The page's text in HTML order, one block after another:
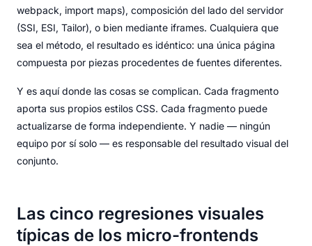
webpack, import maps), composición del lado del servidor
(SSI, ESI, Tailor), o bien mediante iframes. Cualquiera que
sea el método, el resultado es idéntico: una única página
compuesta por piezas procedentes de fuentes diferentes.
Y es aquí donde las cosas se complican. Cada fragmento
aporta sus propios estilos CSS. Cada fragmento puede
actualizarse de forma independiente. Y nadie — ningún
equipo por sí solo — es responsable del resultado visual del
conjunto.
Las cinco regresiones visuales
típicas de los micro-frontends